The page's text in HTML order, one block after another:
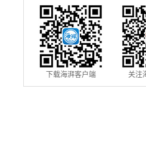
下载海湃客户端 关注